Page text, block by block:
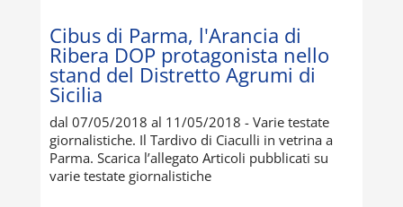
Cibus di Parma, l'Arancia di
Ribera DOP protagonista nello
stand del Distretto Agrumi di
Sicilia
dal 07/05/2018 al 11/05/2018 - Varie testate
giornalistiche. Il Tardivo di Ciaculli in vetrina a
Parma. Scarica l’allegato Articoli pubblicati su
varie testate giornalistiche